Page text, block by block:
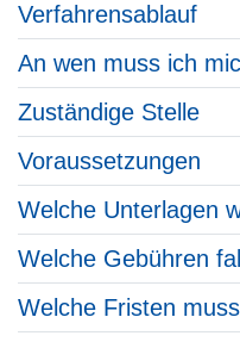
Verfahrensablauf
An wen muss ich
Zuständige Stelle
Voraussetzungen
Welche Unterlagen
Welche Gebühren
Welche Fristen